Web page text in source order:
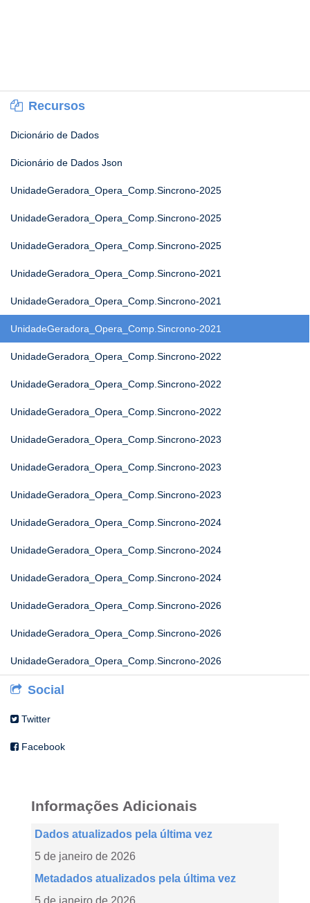
Recursos
Dicionário de Dados
Dicionário de Dados Json
UnidadeGeradora_Opera_Comp.Sincrono-2025
UnidadeGeradora_Opera_Comp.Sincrono-2025
UnidadeGeradora_Opera_Comp.Sincrono-2025
UnidadeGeradora_Opera_Comp.Sincrono-2021
UnidadeGeradora_Opera_Comp.Sincrono-2021
UnidadeGeradora_Opera_Comp.Sincrono-2021
UnidadeGeradora_Opera_Comp.Sincrono-2022
UnidadeGeradora_Opera_Comp.Sincrono-2022
UnidadeGeradora_Opera_Comp.Sincrono-2022
UnidadeGeradora_Opera_Comp.Sincrono-2023
UnidadeGeradora_Opera_Comp.Sincrono-2023
UnidadeGeradora_Opera_Comp.Sincrono-2023
UnidadeGeradora_Opera_Comp.Sincrono-2024
UnidadeGeradora_Opera_Comp.Sincrono-2024
UnidadeGeradora_Opera_Comp.Sincrono-2024
UnidadeGeradora_Opera_Comp.Sincrono-2026
UnidadeGeradora_Opera_Comp.Sincrono-2026
UnidadeGeradora_Opera_Comp.Sincrono-2026
Social
Twitter
Facebook
Informações Adicionais
Dados atualizados pela última vez
5 de janeiro de 2026
Metadados atualizados pela última vez
5 de janeiro de 2026